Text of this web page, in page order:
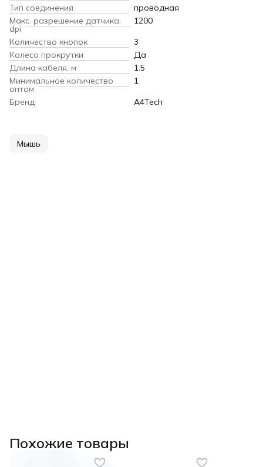
Тип соединения
проводная
Макс. разрешение датчика,
dpi
1200
Количество кнопок
3
Колесо прокрутки
Да
Длина кабеля, м
1.5
Минимальное количество
оптом
1
Бренд
A4Tech
Мышь
Похожие товары